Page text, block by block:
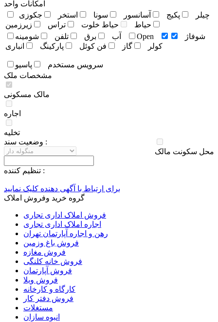
امکانات واحد
چيلر
پکيج آسانسور سونا استخر
جکوزی
حياط
حياط خلوت تراس
زيرزمين
آب
برق تلفن شومينه Open
شوفاژ
کولر
گاز فن کوئل پارکينگ انباری
سرويس مستخدم
پاسيو
مشخصات ملک
مالک مسکونی
اجاره
تخلیه
محل سکونت مالک
وضعيت سند :
تنظيم کننده :
برای ارتباط با آگهی دهنده کلیک نمایید
گروه خرید وفروش املاک
فروش املاک اداری تجاری
اجاره املاک اداری تجاری
رهن و اجاره آپارتمان تهران
فروش باغ وزمین
فروش مغازه
فروش خانه کلنگی
فروش آپارتمان
فروش ویلا
کارگاه و کارخانه
فروش دفتر کار
مستغلات
انبوه سازان